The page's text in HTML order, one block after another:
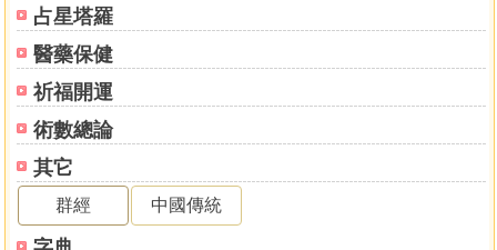
占星塔羅
醫藥保健
祈福開運
術數總論
其它
群經 中國傳統